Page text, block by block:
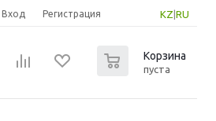
KZ RU
Вход Регистрация
Корзина
пуста